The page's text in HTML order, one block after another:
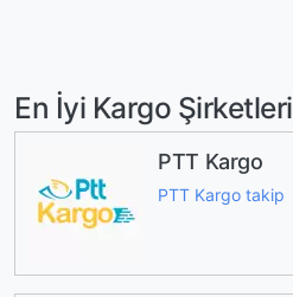
En İyi Kargo Şirketleri
PTT Kargo
PTT Kargo takip